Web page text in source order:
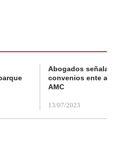
Abogados
convenios ente
AMC
13/07/2023